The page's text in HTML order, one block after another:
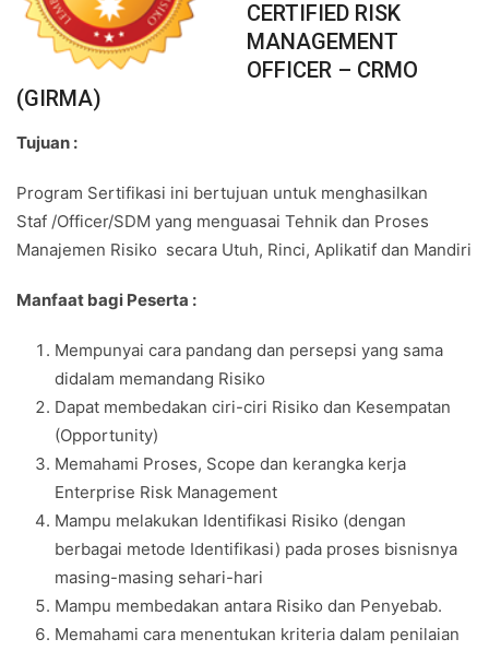
CERTIFIED RISK
MANAGEMENT
OFFICER – CRMO
(GIRMA)
Tujuan :
Program Sertifikasi ini bertujuan untuk menghasilkan
Staf /Officer/SDM yang menguasai Tehnik dan Proses
Manajemen Risiko secara Utuh, Rinci, Aplikatif dan Mandiri
Manfaat bagi Peserta :
Mempunyai cara pandang dan persepsi yang sama
didalam memandang Risiko
Dapat membedakan ciri-ciri Risiko dan Kesempatan
(Opportunity)
Memahami Proses, Scope dan kerangka kerja
Enterprise Risk Management
Mampu melakukan Identifikasi Risiko (dengan
berbagai metode Identifikasi) pada proses bisnisnya
masing-masing sehari-hari
Mampu membedakan antara Risiko dan Penyebab.
Memahami cara menentukan kriteria dalam penilaian